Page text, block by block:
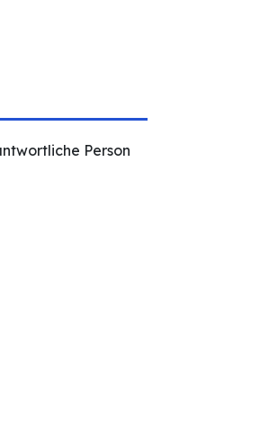
Person